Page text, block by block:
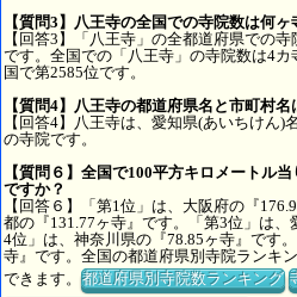
【質問3】八王寺の全国での寺院数は何ヶ
【回答3】「八王寺」の全都道府県での
です。全国での「八王寺」の寺院数は4
国で第2585位です。
【質問4】八王寺の都道府県名と市町村名
【回答4】八王寺は、愛知県(あいちけん
の寺院です。
【質問６】全国で100平方キロメートル
ですか？
【回答６】「第1位」は、大阪府の『
都の『131.77ヶ寺』です。「第3位」は
4位」は、神奈川県の『78.85ヶ寺』です
寺』です。全国の都道府県別寺院ランキ
できます。都道府県別寺院数ランキング